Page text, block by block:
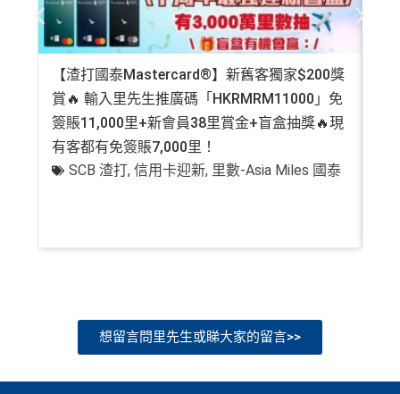
【渣打國泰Mastercard®】新舊客獨家$200獎
賞🔥 輸入里先生推廣碼「HKRMRM11000」免
簽賬11,000里+新會員38里賞金+盲盒抽獎🔥現
有客都有免簽賬7,000里！
SCB 渣打,信用卡迎新, 里數-Asia Miles 國泰
想留言問里先生或睇大家的留言>>